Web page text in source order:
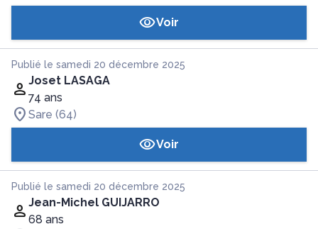
Voir
Publié le samedi 20 décembre 2025
Joset LASAGA
74 ans
Sare (64)
Voir
Publié le samedi 20 décembre 2025
Jean-Michel GUIJARRO
68 ans